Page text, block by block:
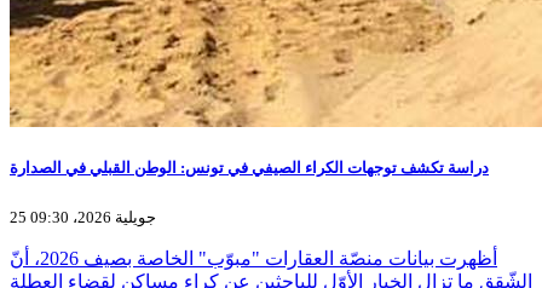
دراسة تكشف توجهات الكراء الصيفي في تونس: الوطن القبلي في الصدارة
25 جويلية 2026، 09:30
أظهرت بيانات منصّة العقارات "مبوّب" الخاصة بصيف 2026، أنّ
الشّقق ما تزال الخيار الأوّل للباحثين عن كراء مساكن لقضاء العطلة